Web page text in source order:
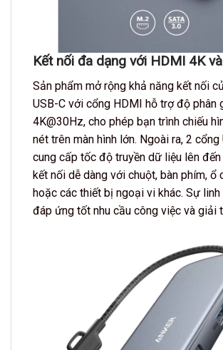
Kết nối đa dạng với HDMI 4K
Sản phẩm mở rộng khả năng kết nối
USB-C với cổng HDMI hỗ trợ độ phân
4K@30Hz, cho phép bạn trình chiếu
nét trên màn hình lớn. Ngoài ra, 2 cổng
cung cấp tốc độ truyền dữ liệu lên
kết nối dễ dàng với chuột, bàn phím, ổ
hoặc các thiết bị ngoại vi khác. Sự linh
đáp ứng tốt nhu cầu công việc và giải